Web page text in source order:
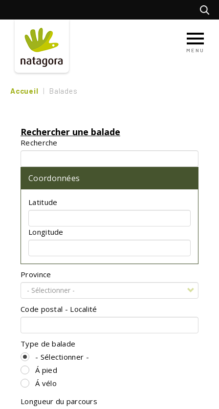
principal
MENU
Accueil Balades
Rechercher une balade
Recherche
Coordonnées
Latitude
Longitude
Province
Code postal - Localité
Type de balade
- Sélectionner -
Á pied
Á vélo
Longueur du parcours